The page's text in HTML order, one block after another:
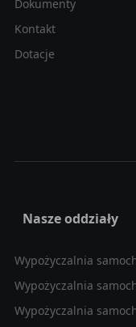
Dokumenty
Kontakt
Dotacje
Nasze oddziały
Wypożyczalnia
Wypożyczalnia
Wypożyczalnia